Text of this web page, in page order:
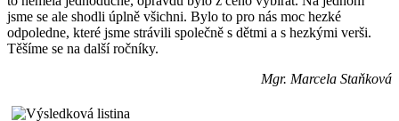
jsme se ale shodli úplně všichni. Bylo to pro nás moc hezké
odpoledne, které jsme strávili společně s dětmi a s hezkými verši.
Těšíme se na další ročníky.
Mgr. Marcela Staňková